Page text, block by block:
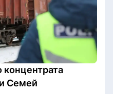
Семей